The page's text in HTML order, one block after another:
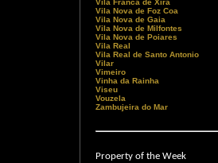
Vila Franca de Xira
Vila Nova de Foz Coa
Vila Nova de Gaia
Vila Nova de Milfontes
Vila Nova de Poiares
Vila Real
Vila Real de Santo Antonio
Vilar
Vimeiro
Vinha da Rainha
Viseu
Vouzela
Zambujeira do Mar
Property of the Week